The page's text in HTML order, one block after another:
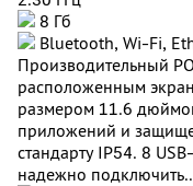
8 Гб
Bluetooth, Wi-Fi,
Производительный
расположенным
размером 11.6
приложений и
стандарту IP54. 8
надежно